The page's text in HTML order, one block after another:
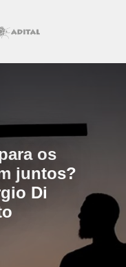
os
juntos?
Di